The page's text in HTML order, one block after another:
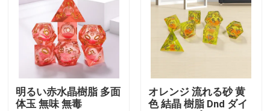
金属RPGのダイス
小型RPGのダイス
樹脂のPolyhedralダイス
明るい赤水晶樹脂 多面
体玉 無味 無毒
オレンジ 流れる砂 黄
色 結晶 樹脂 Dnd ダイ